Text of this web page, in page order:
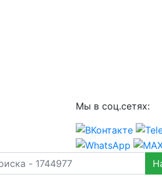
Мы в соц.сетях: